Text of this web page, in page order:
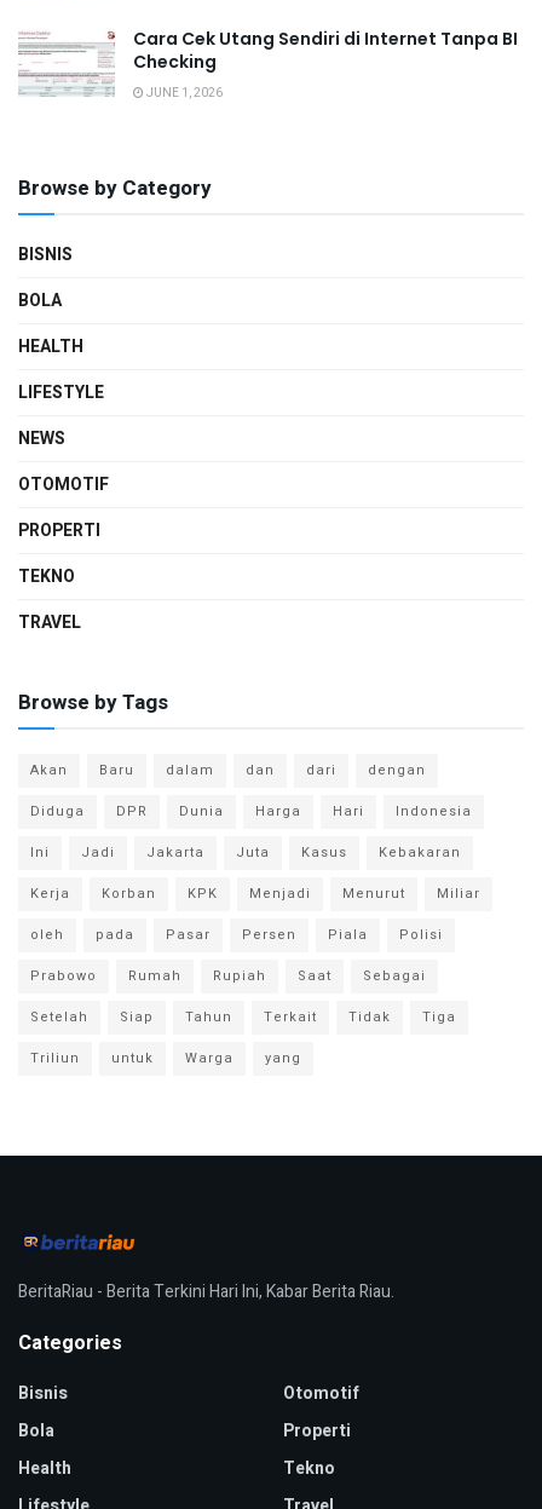
Cara Cek Utang Sendiri di Internet Tanpa BI
Checking
JUNE 1, 2026
Browse by Category
BISNIS
BOLA
HEALTH
LIFESTYLE
NEWS
OTOMOTIF
PROPERTI
TEKNO
TRAVEL
Browse by Tags
Akan Baru dalam dan dari
dengan
Diduga
DPR Dunia Harga Hari
Indonesia
Ini
Jadi Jakarta Juta Kasus
Kebakaran
Kerja
Korban KPK Menjadi Menurut
Miliar
oleh
pada Pasar Persen Piala
Polisi
Prabowo
Rumah Rupiah Saat
Sebagai
Setelah
Siap Tahun Terkait Tidak
Tiga
Triliun
untuk Warga yang
BeritaRiau - Berita Terkini Hari Ini, Kabar Berita Riau.
Categories
Bisnis
Bola
Health
Otomotif
Properti
Tekno